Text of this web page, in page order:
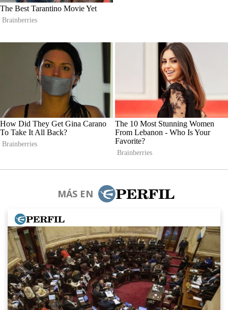
MÁS EN